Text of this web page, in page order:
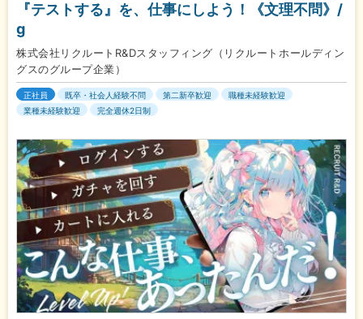
『テストする』を、仕事にしよう！《文理不問》/
g
株式会社リクルートR&Dスタッフィング（リクルートホールディン
グスのグループ企業）
正社員 既卒・社会人経験不問 第二新卒歓迎
職種未経験歓迎
業種未経験歓迎
完全週休2日制